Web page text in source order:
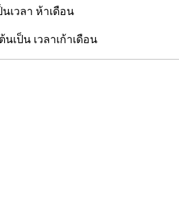
เวลา ห้าเดือน
นเป็น เวลาเก้าเดือน